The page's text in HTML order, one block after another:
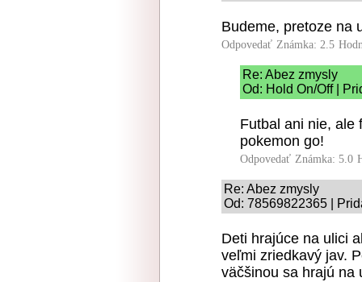
Budeme, pretoze na
Odpovedať Známka: 2.5
Re: Abez zmysly
Od: Hold On/Off |
Futbal ani nie, ale
pokemon go!
Odpovedať Známka: 5.0
Re: Abez zmysly
Od: 78569822365 |
Deti hrajúce na ulici
veľmi zriedkavý jav.
väčšinou sa hrajú na